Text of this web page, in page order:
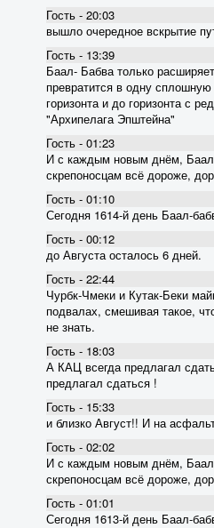
Гость - 20:03
вышло очередное вскрытие
Гость - 13:39
Баал- Бабва только
превратится в одну
горизонта и до горизонта с
"Архипелага Эпштейна"
Гость - 01:23
И с каждым новым днём,
скрепоносцам всё дороже,
Гость - 01:10
Сегодня 1614-й день Баал-
Гость - 00:12
до Августа осталось 6 дней.
Гость - 22:44
Чурбк-Чмеки и Кутак-Беки
подвалах, смешивая такое,
не знать.
Гость - 18:03
А КАЦ всегда предлагал
предлагал сдаться !
Гость - 15:33
и близко Август!! И на
Гость - 02:02
И с каждым новым днём,
скрепоносцам всё дороже,
Гость - 01:01
Сегодня 1613-й день Баал-